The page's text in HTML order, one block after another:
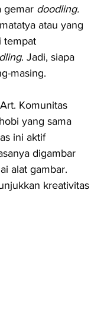
gemar doodling.
atau yang
tempat
. Jadi, siapa
masing.
Komunitas
yang sama
ini aktif
digambar
alat gambar.
kreativitas